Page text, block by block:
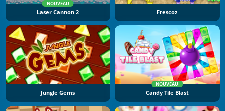
NOUVEAU
Laser Cannon 2 Frescoz
Jungle Gems
NOUVEAU
Candy Tile Blast